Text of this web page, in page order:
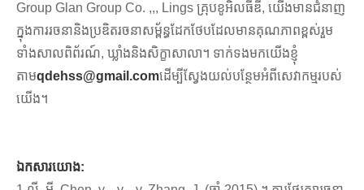
Group Glan Group Co. ,,, Lings គ្រុបខូអិលធីឌី, យើងមានជំនាញ
ក្នុងការរចនានិងប្រឌិតរចនាសម្ព័ន្ធដែកថែបដែលមានគុណភាពខ្ពស់រួម
ទាំងសាលពិព័រណ៍, ឃ្លាំងនិងសិក្ខាសាលា។ ទាក់ទងមកយើងខ្ញុំ
តាមqdehss@gmail.comដើម្បីស្វែងយល់បន្ថែមអំពីសេវាកម្មរបស់
យើង។
ឯកសារយោង: